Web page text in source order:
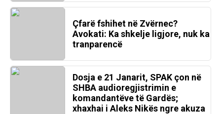
Çfarë fshihet në Zvërnec?
Avokati: Ka shkelje ligjore, nuk ka
tranparencë
Dosja e 21 Janarit, SPAK çon në
SHBA audioregjistrimin e
komandantëve të Gardës;
xhaxhai i Aleks Nikës ngre akuza